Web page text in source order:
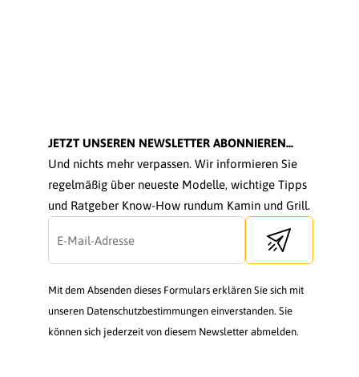
JETZT UNSEREN NEWSLETTER ABONNIEREN...
Und nichts mehr verpassen. Wir informieren Sie
regelmäßig über neueste Modelle, wichtige Tipps
und Ratgeber Know-How rundum Kamin und Grill.
Send newsletter
Mit dem Absenden dieses Formulars erklären Sie sich mit
unseren Datenschutzbestimmungen einverstanden. Sie
können sich jederzeit von diesem Newsletter abmelden.